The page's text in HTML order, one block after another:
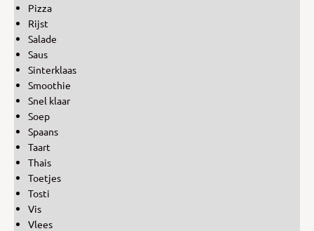
Pizza
Rijst
Salade
Saus
Sinterklaas
Smoothie
Snel klaar
Soep
Spaans
Taart
Thais
Toetjes
Tosti
Vis
Vlees